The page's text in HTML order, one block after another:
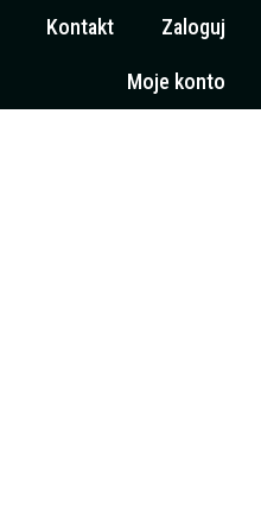
Kontakt Zaloguj
Moje konto